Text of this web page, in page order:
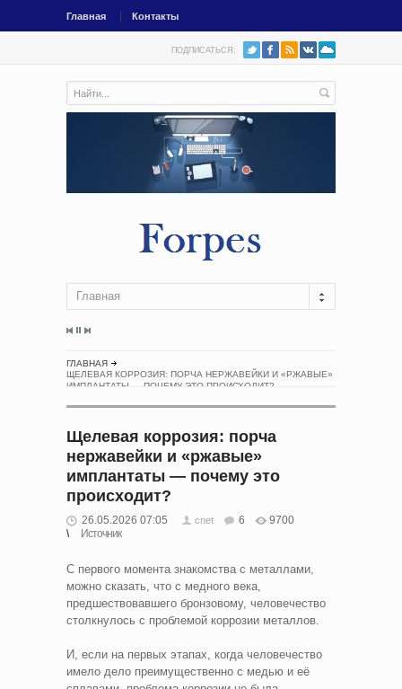
Главная Контакты
ПОДПИСАТЬСЯ:
Главная
ГЛАВНАЯ
ЩЕЛЕВАЯ КОРРОЗИЯ: ПОРЧА НЕРЖАВЕЙКИ И «РЖАВЫЕ»
ИМПЛАНТАТЫ — ПОЧЕМУ ЭТО ПРОИСХОДИТ?
Щелевая коррозия: порча
нержавейки и «ржавые»
имплантаты — почему это
происходит?
26.05.2026 07:05 cnet 6
9700
Источник
С первого момента знакомства с металлами,
можно сказать, что с медного века,
предшествовавшего бронзовому, человечество
столкнулось с проблемой коррозии металлов.
И, если на первых этапах, когда человечество
имело дело преимущественно с медью и её